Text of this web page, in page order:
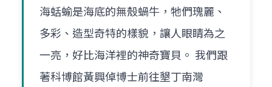
海蛞蝓是海底的無殼蝸牛，牠們瑰麗、
多彩、造型奇特的樣貌，讓人眼睛為之
一亮，好比海洋裡的神奇寶貝。 我們跟
著科博館黃興倬博士前往墾丁南灣